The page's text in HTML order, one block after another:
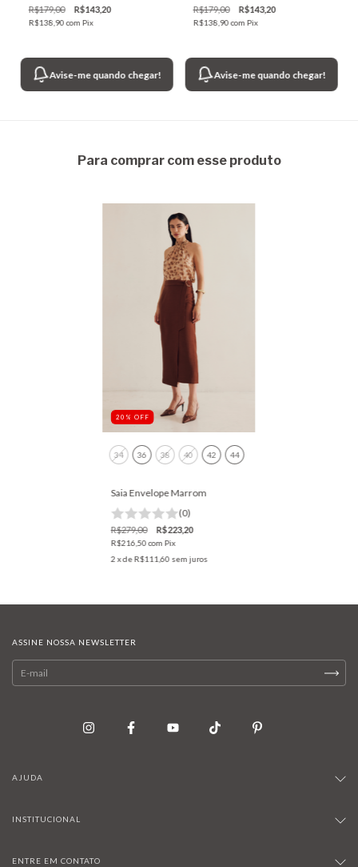
R$179,00 R$143,20
R$138,90com Pix
Avise-me quando chegar!
R$179,00 R$143,20
R$138,90com Pix
Avise-me quando chegar!
Para comprar com esse produto
20 % OFF
34 36 38 40 42 44
Saia Envelope Marrom
(0)
R$279,00 R$223,20
R$216,50com Pix
2 x deR$111,60 sem juros
ASSINE NOSSA NEWSLETTER
AJUDA
INSTITUCIONAL
ENTRE EM CONTATO